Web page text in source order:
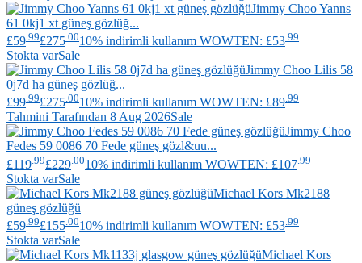
Jimmy ChooYanns
61 0kj1 xt güneş gözlüğ...
£59 .99£275 .0010% indirimli kullanım WOWTEN: £53 .99
Stokta varSale
Jimmy Choo Lilis 58
0j7d ha güneş gözlüğ...
£99.99£275.0010% indirimli kullanım WOWTEN: £89.99
Tahmini Tarafından 8 Aug 2026Sale
Jimmy Choo
Fedes 59 0086 70 Fede güneş gözl&uu...
£119 .99£229 .0010% indirimli kullanım WOWTEN: £107 .99
Stokta varSale
Michael Kors Mk2188
güneş gözlüğü
£59 .99£155 .0010% indirimli kullanım WOWTEN: £53 .99
Stokta varSale
Michael Kors